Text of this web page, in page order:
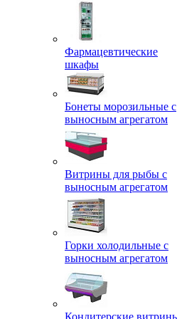
Фармацевтические
шкафы
Бонеты морозильные с
выносным агрегатом
Витрины для рыбы с
выносным агрегатом
Горки холодильные с
выносным агрегатом
Кондитерские